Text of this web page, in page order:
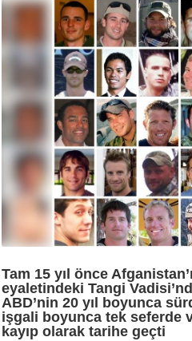
Tam 15 yıl önce
eyaletindeki Tangi
ABD’nin 20 yıl boyunca
işgali boyunca tek seferde
kayıp olarak tarihe geçti